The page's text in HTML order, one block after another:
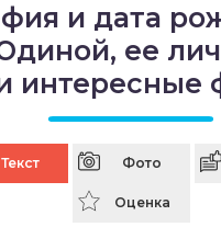
и дата
ее
интересные
Текст Фото
Оценка